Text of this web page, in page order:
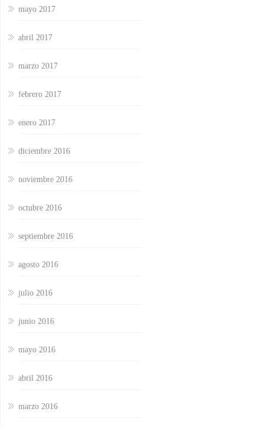
mayo 2017
abril 2017
marzo 2017
febrero 2017
enero 2017
diciembre 2016
noviembre 2016
octubre 2016
septiembre 2016
agosto 2016
julio 2016
junio 2016
mayo 2016
abril 2016
marzo 2016